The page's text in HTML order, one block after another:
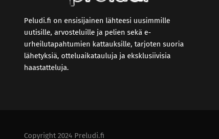
Peludi.fi on ensisijainen lähteesi uusimmille
uutisille, arvosteluille ja pelien sekä e-
urheilutapahtumien kattauksille, tarjoten suoria
lähetyksiä, otteluaikatauluja ja eksklusiivisia
haastatteluja.
Copyright 2024 Preludi.fi